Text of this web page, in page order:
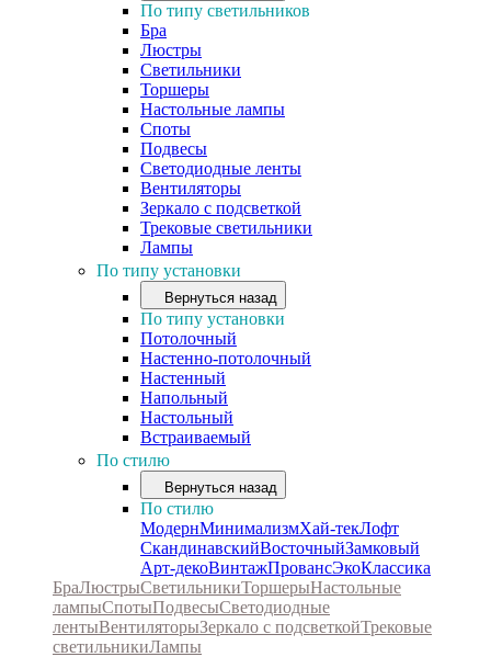
По типу светильников
Бра
Люстры
Светильники
Торшеры
Настольные лампы
Споты
Подвесы
Светодиодные ленты
Вентиляторы
Зеркало с подсветкой
Трековые светильники
Лампы
По типу установки
Вернуться назад
По типу установки
Потолочный
Настенно-потолочный
Настенный
Напольный
Настольный
Встраиваемый
По стилю
Вернуться назад
По стилю
МодернМинимализмХай-текЛофт
СкандинавскийВосточныйЗамковый
Арт-декоВинтажПровансЭкоКлассика
БраЛюстрыСветильникиТоршерыНастольные
лампыСпотыПодвесыСветодиодные
лентыВентиляторыЗеркало с подсветкойТрековые
светильникиЛампы